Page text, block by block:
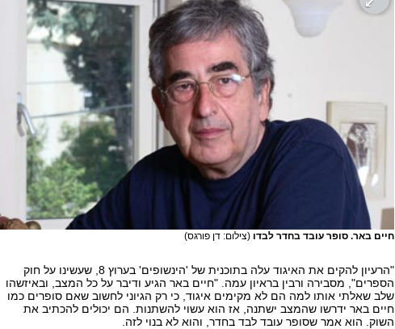
חיים באר. סופר עובד בחדר לבדו (צילום: דן פורגס)
"הרעיון להקים את האיגוד עלה בתוכנית של 'הינשופים' בערוץ 8, שעשינו על חוק
הספרים", מסבירה ורבין בראיון עמה. "חיים באר הגיע ודיבר על כל המצב, ובאיזשהו
שלב שאלתי אותו למה הם לא מקימים איגוד, כי רק הגיוני לחשוב שאם סופרים כמו
חיים באר ידרשו שהמצב ישתנה, אז הוא עשוי להשתנות. הם יכולים להכתיב את
השוק. הוא אמר שסופר עובד לבד בחדר, והוא לא בנוי לזה.